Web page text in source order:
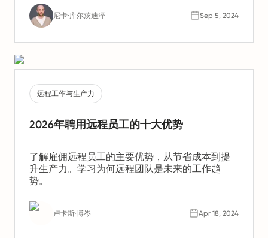
致。 3. 关心员工的身心健康也同样重要。您应当
应对诸如孤立感和倦怠等潜在挑战。
尼卡·库尔茨迪泽 Sep 5, 2024
远程工作与生产力
2026年聘用远程员工的十大优势
了解雇佣远程员工的主要优势，从节省成本到提
升生产力。学习为何远程团队是未来的工作趋
势。
卢卡斯·博岑 Apr 18, 2024